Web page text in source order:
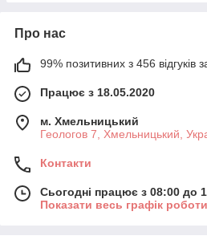
Про нас
99% позитивних з 456 відгуків
Працює з 18.05.2020
м. Хмельницький
Геологов 7, Хмельницький,
Контакти
Сьогодні працює з 08:00 до
Показати весь графік роботи